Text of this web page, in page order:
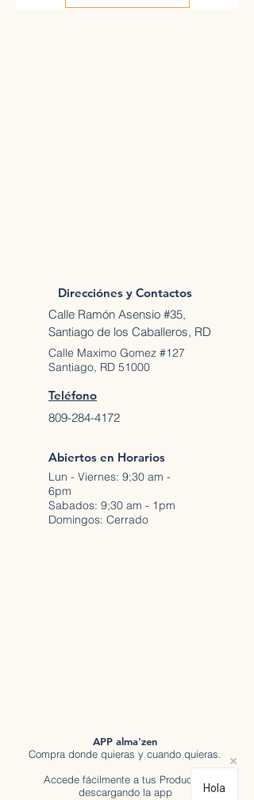
Direcciónes y Contactos
Calle Ramón Asensio #35,
Santiago de los Caballeros, RD
Calle Maximo Gomez #127
Santiago, RD 51000
Teléfono
809-284-4172
Abiertos en Horarios
Lun - Viernes: 9;30 am -
6pm
Sabados: 9;30 am - 1pm
Domingos: Cerrado
APP alma'zen
Compra donde quieras y cuando quieras.
Accede fácilmente a tus Productos
descargando la app
Hola